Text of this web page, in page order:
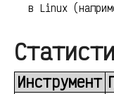
в Linux
Инструмент